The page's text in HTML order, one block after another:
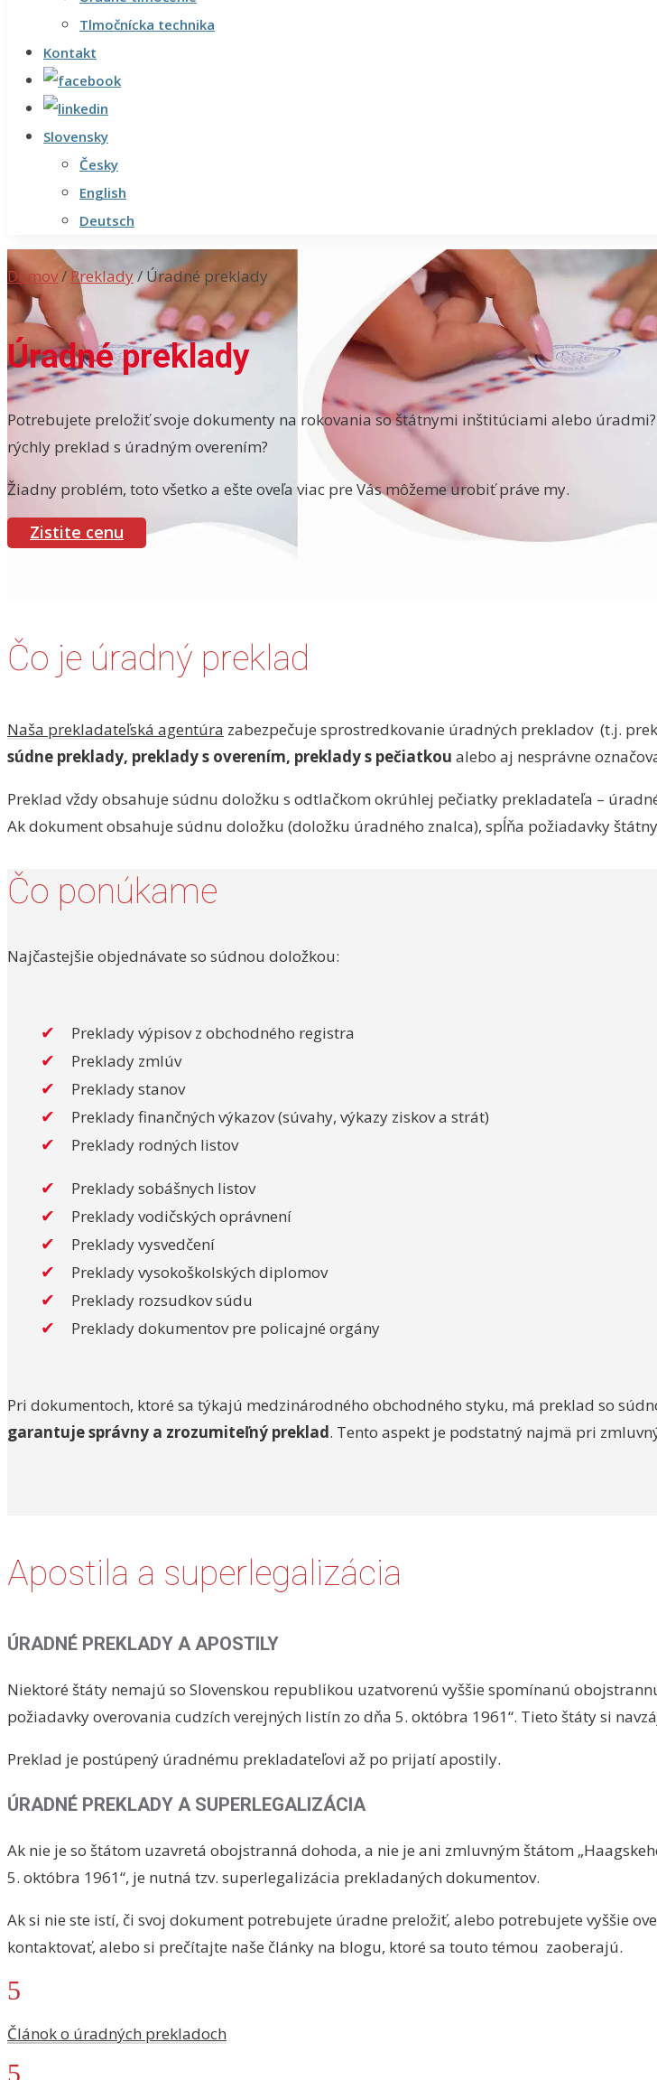
Tlmočnícka technika
Kontakt
Slovensky
Česky
English
Deutsch
Domov/Preklady/Úradné preklady
Úradné preklady
Potrebujete preložiť svoje dokumenty na rokovania so štátnymi inštitúciami alebo
rýchly preklad s úradným overením?
Žiadny problém, toto všetko a ešte oveľa viac pre Vás môžeme urobiť práve my.
Zistite cenu
Čo je úradný preklad
Naša prekladateľská agentúra zabezpečuje sprostredkovanie úradných prekladov (t.j.
súdne preklady, preklady s overením, preklady s pečiatkou alebo aj nesprávne
Preklad vždy obsahuje súdnu doložku s odtlačkom okrúhlej pečiatky prekladateľa –
Ak dokument obsahuje súdnu doložku (doložku úradného znalca), spĺňa požiadavky
Čo ponúkame
Najčastejšie objednávate so súdnou doložkou:
Preklady výpisov z obchodného registra
Preklady zmlúv
Preklady stanov
Preklady finančných výkazov (súvahy, výkazy ziskov a strát)
Preklady rodných listov
Preklady sobášnych listov
Preklady vodičských oprávnení
Preklady vysvedčení
Preklady vysokoškolských diplomov
Preklady rozsudkov súdu
Preklady dokumentov pre policajné orgány
Pri dokumentoch, ktoré sa týkajú medzinárodného obchodného styku, má preklad so
garantuje správny a zrozumiteľný preklad. Tento aspekt je podstatný najmä pri
Apostila a superlegalizácia
ÚRADNÉ PREKLADY A APOSTILY
Niektoré štáty nemajú so Slovenskou republikou uzatvorenú vyššie spomínanú
požiadavky overovania cudzích verejných listín zo dňa 5. októbra 1961“. Tieto štáty si
Preklad je postúpený úradnému prekladateľovi až po prijatí apostily.
ÚRADNÉ PREKLADY A SUPERLEGALIZÁCIA
Ak nie je so štátom uzavretá obojstranná dohoda, a nie je ani zmluvným štátom
5. októbra 1961“, je nutná tzv. superlegalizácia prekladaných dokumentov.
Ak si nie ste istí, či svoj dokument potrebujete úradne preložiť, alebo potrebujete vyššie
kontaktovať, alebo si prečítajte naše články na blogu, ktoré sa touto témou zaoberajú.
5
Článok o úradných prekladoch
5